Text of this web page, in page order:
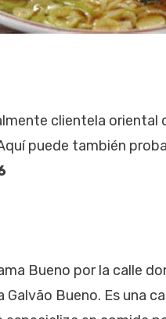
clientela oriental
puede también
Bueno por la calle
Galvão Bueno. Es una